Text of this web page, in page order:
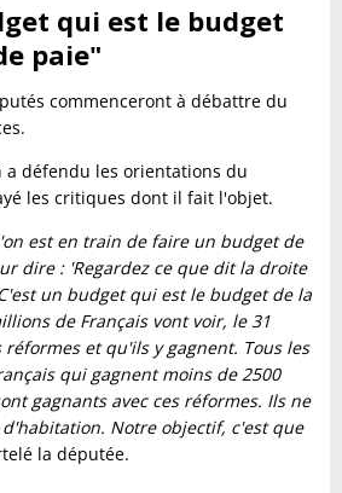
qui est le budget
paie"
commenceront à débattre du
défendu les orientations du
les critiques dont il fait l'objet.
est en train de faire un budget de
dire : 'Regardez ce que dit la droite
un budget qui est le budget de la
de Français vont voir, le 31
et qu'ils y gagnent. Tous les
qui gagnent moins de 2500
gagnants avec ces réformes. Ils ne
Notre objectif, c'est que
la députée.